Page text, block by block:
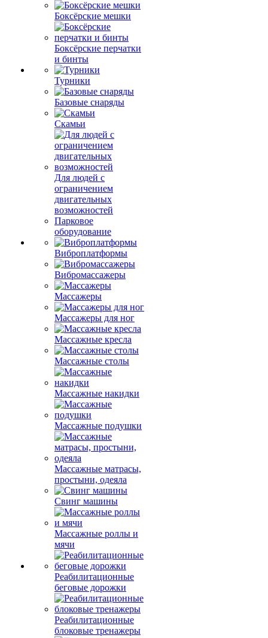
Боксёрские мешки
Боксёрские перчатки
и бинты
Турники
Базовые снаряды
Скамьи
Для людей с
ограничением
двигательных
возможностей
Парковое
оборудование
Виброплатформы
Вибромассажеры
Массажеры
Массажеры для ног
Массажные кресла
Массажные столы
Массажные накидки
Массажные подушки
Массажные матрасы,
простыни, одеяла
Свинг машины
Массажные роллы и
мячи
Реабилитационные
беговые дорожки
Реабилитационные
блоковые тренажеры